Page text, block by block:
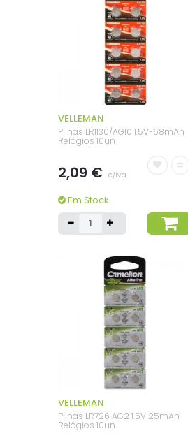
VELLEMAN
Pilhas LR1130/AG10 1.5V-68mAh
Relógios 10un
2,09 € c/iva
=
Em Stock
VELLEMAN
Pilhas LR726 AG2 1.5V 25mAh
Relógios 10un